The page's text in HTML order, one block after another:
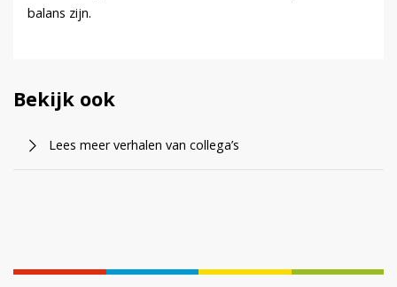
balans zijn.
Bekijk ook
Lees meer verhalen van collega’s